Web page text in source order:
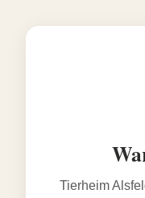
Tierheim